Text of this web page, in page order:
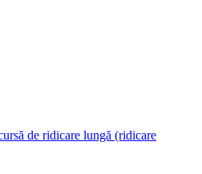
de ridicare lungă (ridicare